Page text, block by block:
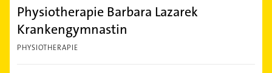
Physiotherapie Barbara Lazarek
Krankengymnastin
PHYSIOTHERAPIE